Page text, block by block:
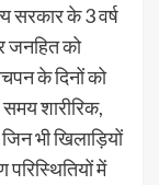
सरकार के 3 वर्ष
जनहित को
के दिनों को
शारीरिक,
भी खिलाड़ियों
में